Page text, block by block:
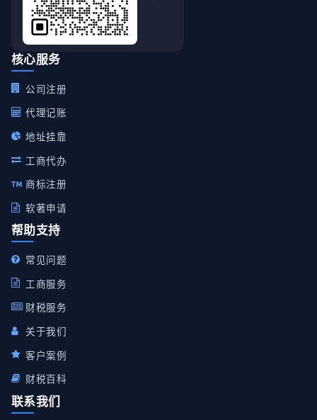
核心服务
公司注册
代理记账
地址挂靠
工商代办
商标注册
软著申请
帮助支持
常见问题
工商服务
财税服务
关于我们
客户案例
财税百科
联系我们